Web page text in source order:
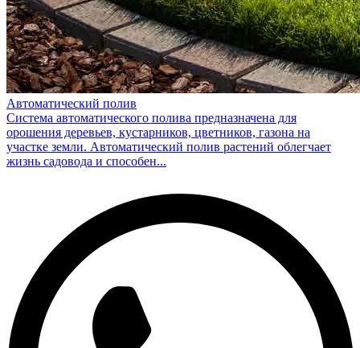
Автоматический полив
Система автоматического полива предназначена для
орошения деревьев, кустарников, цветников, газона на
участке земли. Автоматический полив растений облегчает
жизнь садовода и способен...